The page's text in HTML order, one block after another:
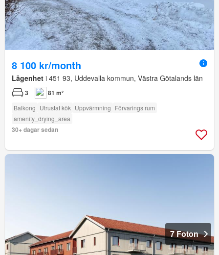
8 100 kr/month
Lägenhet i 451 93, Uddevalla kommun, Västra Götalands län
3 81 m²
Balkong Utrustat kök Uppvärmning Förvarings rum
amenity_drying_area
30+ dagar sedan
7 Foton